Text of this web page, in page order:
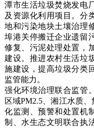
潭市生活垃圾焚烧发电
及资源化利用项目。分
地和污染地块土壤治理
埠港关停搬迁企业遗留
修复、污泥处理处置，
建设。推进农村生活垃
施建设，提高垃圾分类
监管能力。
强化环境治理联合监管
区域PM2.5、湘江水质
化监测、预警和处置机
制、水生态文明联合执